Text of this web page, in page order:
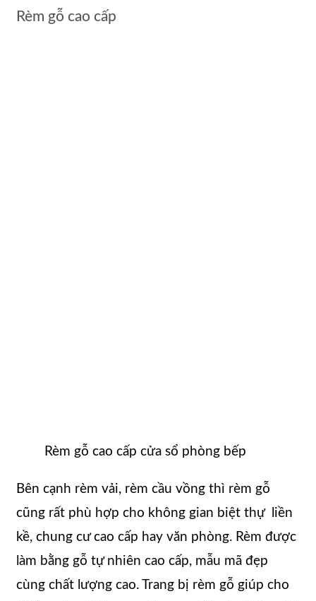
Rèm gỗ cao cấp
Rèm gỗ cao cấp cửa sổ phòng bếp
Bên cạnh rèm vải, rèm cầu vồng thì rèm gỗ
cũng rất phù hợp cho không gian biệt thự liền
kề, chung cư cao cấp hay văn phòng. Rèm được
làm bằng gỗ tự nhiên cao cấp, mẫu mã đẹp
cùng chất lượng cao. Trang bị rèm gỗ giúp cho